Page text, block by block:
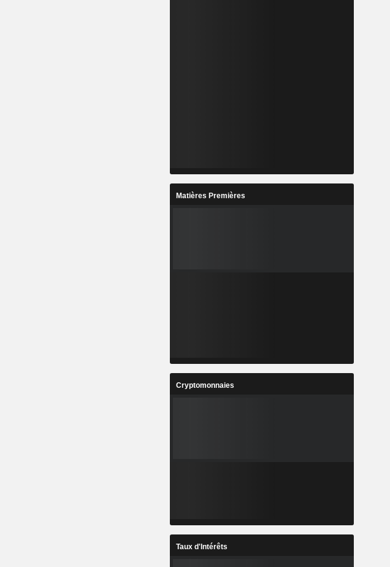
Matières Premières
Cryptomonnaies
Taux d'Intérêts